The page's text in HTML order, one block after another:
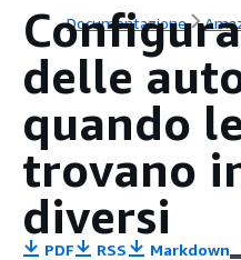
Documentazione
delle
quando
trovano
diversi
PDF RSS Markdown